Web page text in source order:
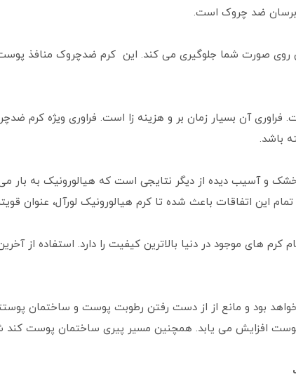
آبرسان ضد چروک است.
روی صورت شما جلوگیری می کند. این کرم ضدچروک منافذ
فراوری آن بسیار زمان بر و هزینه زا است. فراوری ویژه کرم
باشد.
و آسیب دیده از دیگر نتایجی است که هیالورونیک به بار می
این اتفاقات باعث شده تا کرم هیالورونیک لورآل، عنوان
های موجود در دنیا بالاترین کیفیت را دارد. استفاده از
بود و مانع از از دست رفتن رطوبت پوست و ساختمان
افزایش می یابد. همچنین مسیر پیری ساختمان پوست کند